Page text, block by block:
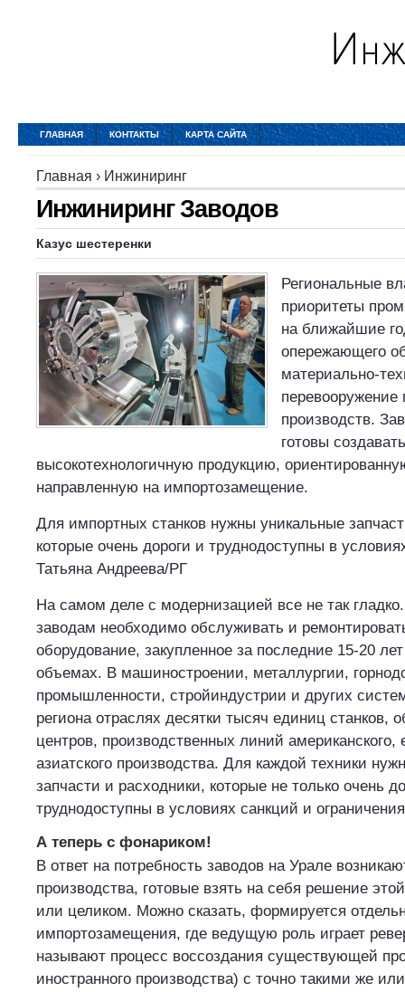
ГЛАВНАЯ КОНТАКТЫ КАРТА САЙТА
Главная › Инжиниринг
Инжиниринг Заводов
Казус шестеренки
Региональные
приоритеты
на ближайшие
опережающего
материально-
производств.
готовы создавать
высокотехнологичную продукцию,
направленную на импортозамещение.
Для импортных станков нужны уникальные
которые очень дороги и труднодоступны в
Татьяна Андреева/РГ
На самом деле с модернизацией все не так
заводам необходимо обслуживать и
оборудование, закупленное за последние 15-20
объемах. В машиностроении, металлургии,
промышленности, стройиндустрии и других
региона отраслях десятки тысяч единиц станков,
центров, производственных линий американского,
азиатского производства. Для каждой техники
запчасти и расходники, которые не только очень
труднодоступны в условиях санкций и
А теперь с фонариком!
В ответ на потребность заводов на Урале
производства, готовые взять на себя решение
или целиком. Можно сказать, формируется
импортозамещения, где ведущую роль играет
называют процесс воссоздания существующей
иностранного производства) с точно такими же